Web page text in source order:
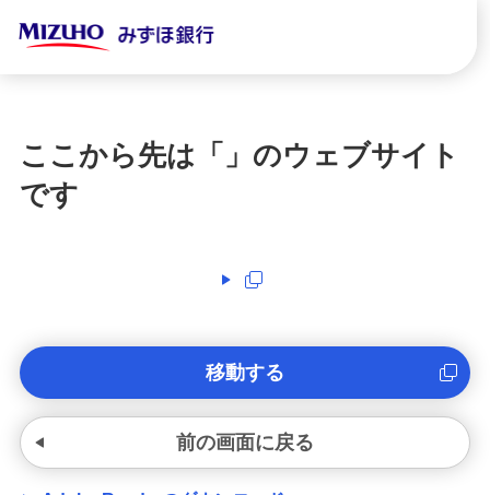
ここから先は「 」のウェブサイト
です
移動する
前の画面に戻る